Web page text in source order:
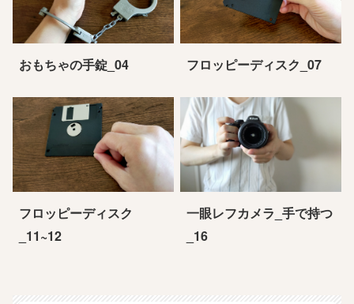
おもちゃの手錠_04 フロッピーディスク_07
フロッピーディスク
_11~12
一眼レフカメラ_手で持つ
_16